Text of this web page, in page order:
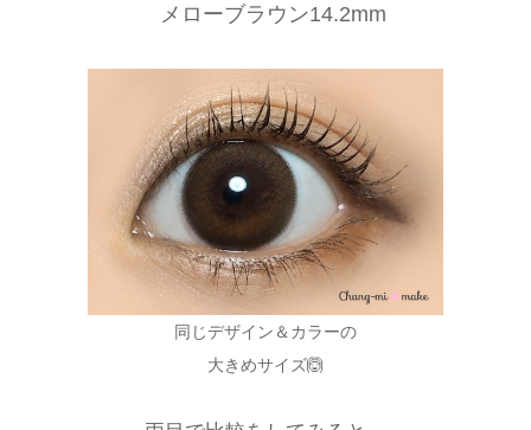
メローブラウン14.2mm
同じデザイン＆カラーの
大きめサイズ🙆